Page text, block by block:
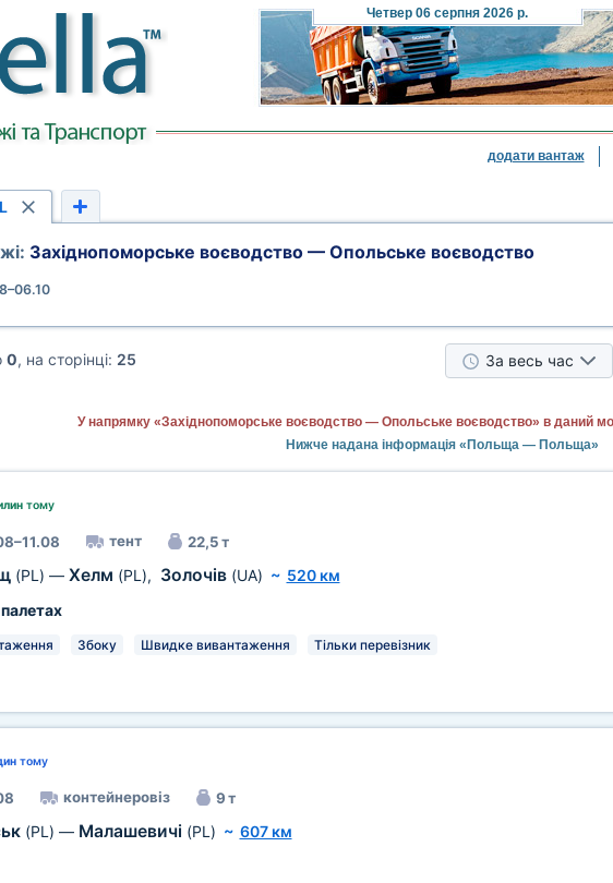
Четвер 06 серпня 2026 р.
додати вантаж
Західнопоморське воєводство — Опольське воєводство
0, на сторінці: 25 За весь час
У напрямку «Західнопоморське воєводство — Опольське воєводство» в даний
Нижче надана інформація «Польща — Польща»
тому
тент 22,5 т
(PL) — Хелм (PL), Золочів (UA) ~ 520 км
Збоку Швидке вивантаження Тільки перевізник
тому
контейнеровіз 9 т
(PL) — Малашевичі (PL) ~ 607 км